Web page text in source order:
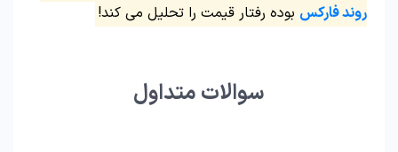
روند فارکس بوده رفتار قیمت را تحلیل می کند!
سوالات متداول